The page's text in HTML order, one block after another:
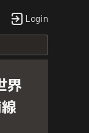
Login
界